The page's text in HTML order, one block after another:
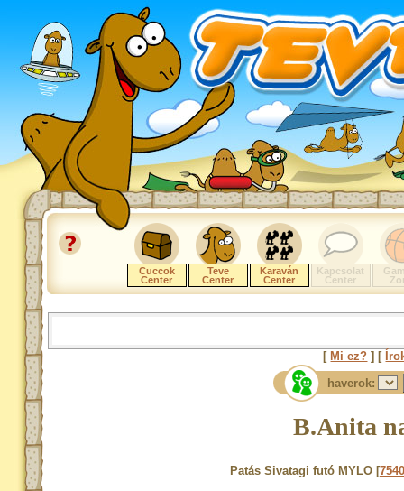
Cuccok
Center
Teve
Center
Karaván
Center
Kapcsolat
Center
[ Mi ez? ] [
haverok:
B.Anita
Patás Sivatagi futó MYLO [